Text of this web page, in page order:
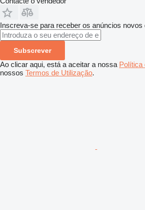
Inscreva-se para receber os anúncios
Subscrever
Ao clicar aqui, está a aceitar a nossa Política
nossos Termos de Utilização.